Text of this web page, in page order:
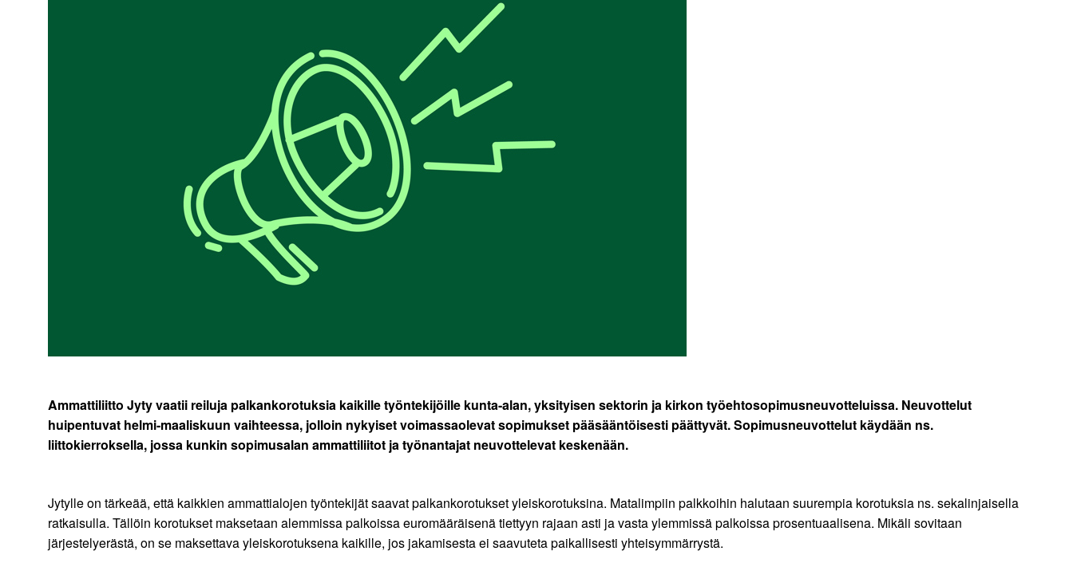
Ammattiliitto Jyty vaatii reiluja palkankorotuksia kaikille työntekijöille kunta-alan, yksityisen sektorin ja kirkon työehtosopimusneuvotteluissa. Neuvottelut
huipentuvat helmi-maaliskuun vaihteessa, jolloin nykyiset voimassaolevat sopimukset pääsääntöisesti päättyvät. Sopimusneuvottelut käydään ns.
liittokierroksella, jossa kunkin sopimusalan ammattiliitot ja työnantajat neuvottelevat keskenään.
Jytylle on tärkeää, että kaikkien ammattialojen työntekijät saavat palkankorotukset yleiskorotuksina. Matalimpiin palkkoihin halutaan suurempia korotuksia ns. sekalinjaisella
ratkaisulla. Tällöin korotukset maksetaan alemmissa palkoissa euromääräisenä tiettyyn rajaan asti ja vasta ylemmissä palkoissa prosentuaalisena. Mikäli sovitaan
järjestelyerästä, on se maksettava yleiskorotuksena kaikille, jos jakamisesta ei saavuteta paikallisesti yhteisymmärrystä.